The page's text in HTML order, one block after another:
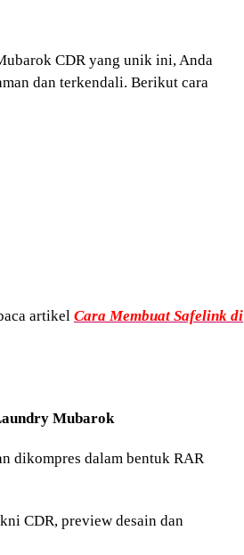
CDR yang unik ini, Anda
dan terkendali. Berikut cara
artikel Cara Membuat Safelink di
Mubarok
dikompres dalam bentuk RAR
CDR, preview desain dan